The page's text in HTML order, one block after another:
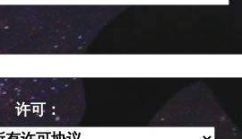
许可：